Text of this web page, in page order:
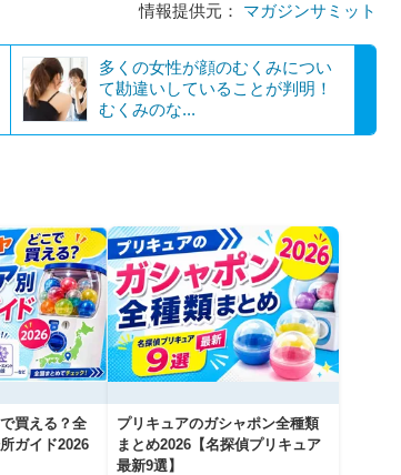
情報提供元： マガジンサミット
多くの女性が顔のむくみについ
て勘違いしていることが判明！
むくみのな...
買える？全
ガイド2026
プリキュアのガシャポン全種類
まとめ2026【名探偵プリキュア
最新9選】